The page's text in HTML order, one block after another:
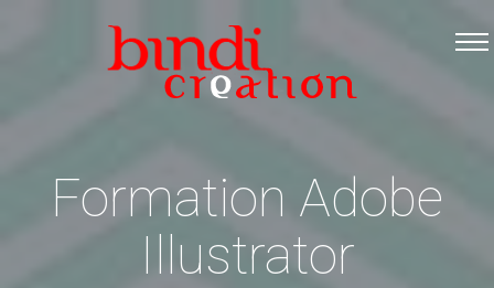
Accueil
Les formations
Logiciels Libres
Infos pratiques
Contact
Formation Adobe
Illustrator